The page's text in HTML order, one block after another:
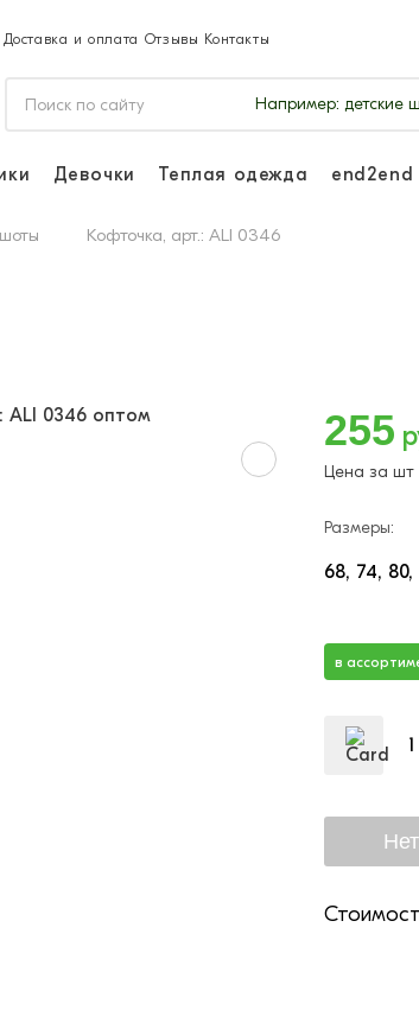
Доставка и оплата Отзывы Контакты
Например: детские
Девочки Теплая одежда end2end
Кофточка, арт.: ALI 0346
255
Цена за шт
Размеры:
68 74 80
в